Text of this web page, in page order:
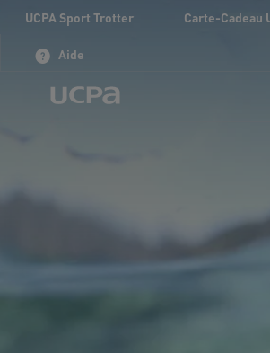
UCPA Sport Trotter Carte-Cadeau
Aide